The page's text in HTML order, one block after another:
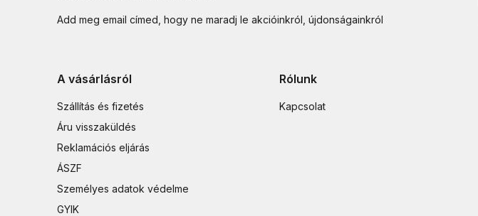
Add meg email címed, hogy ne maradj le akcióinkról, újdonságainkról
A vásárlásról
Szállítás és fizetés
Áru visszaküldés
Reklamációs eljárás
ÁSZF
Személyes adatok védelme
GYIK
Rólunk
Kapcsolat